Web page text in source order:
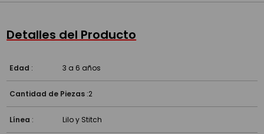
Detalles del Producto
Edad : 3 a 6 años
Cantidad de Piezas :2
Línea : Lilo y Stitch